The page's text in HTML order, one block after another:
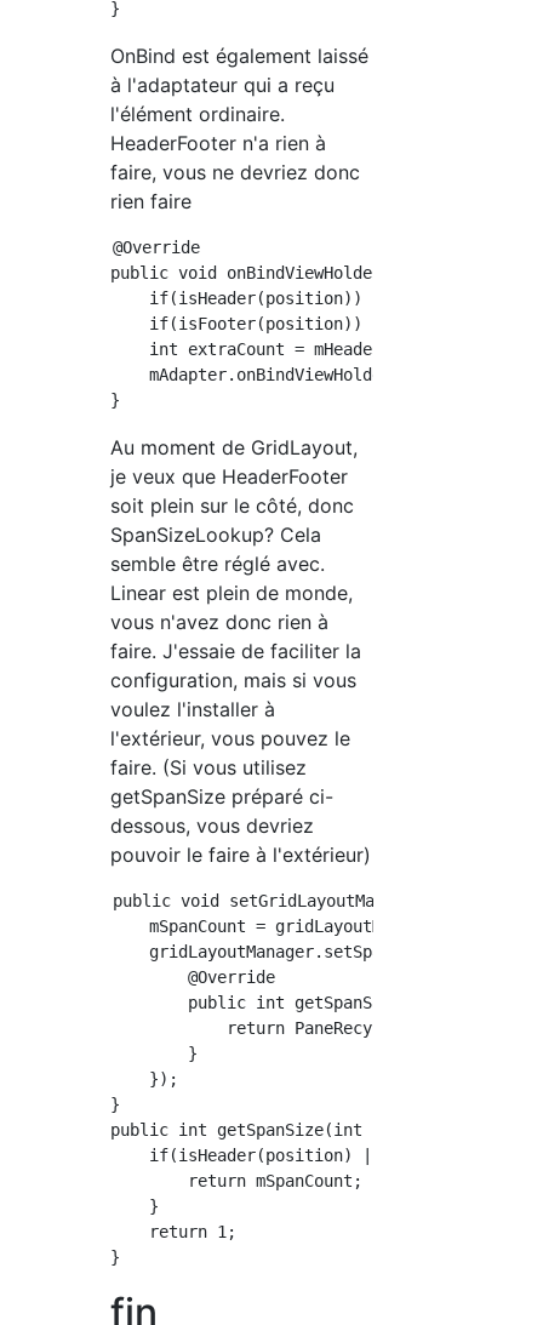
OnBind est également laissé
à l'adaptateur qui a reçu
l'élément ordinaire.
HeaderFooter n'a rien à
faire, vous ne devriez donc
rien faire
@Override
public void onBindViewHolder(ViewHolder
    if(isHeader(position)) return;
    if(isFooter(position)) return;
int extraCount = mHeaderView != null ? 1
Au moment de GridLayout,
je veux que HeaderFooter
soit plein sur le côté, donc
SpanSizeLookup? Cela
semble être réglé avec.
Linear est plein de monde,
vous n'avez donc rien à
faire. J'essaie de faciliter la
configuration, mais si vous
voulez l'installer à
l'extérieur, vous pouvez le
faire. (Si vous utilisez
getSpanSize préparé ci-
dessous, vous devriez
pouvoir le faire à l'extérieur)
public void
mSpanCount =
gridLayoutManager.setSpanSizeLookup(new
        @Override
public int getSpanSize(int position)
return
        }
    });
}
public int getSpanSize(int position) {
if(isHeader(position) ||
        return mSpanCount;
    }
    return 1;
fin